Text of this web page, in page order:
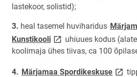
lastekoor, solistid);
heal tasemel huviharidus
Kunstikoolilink opens on new page
uhiuues kodus
koolimaja ühes tiivas, ca 100
Märjamaa Spordikeskuse link